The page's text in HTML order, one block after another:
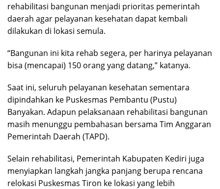
rehabilitasi bangunan menjadi prioritas pemerintah
daerah agar pelayanan kesehatan dapat kembali
dilakukan di lokasi semula.
“Bangunan ini kita rehab segera, per harinya pelayanan
bisa (mencapai) 150 orang yang datang,” katanya.
Saat ini, seluruh pelayanan kesehatan sementara
dipindahkan ke Puskesmas Pembantu (Pustu)
Banyakan. Adapun pelaksanaan rehabilitasi bangunan
masih menunggu pembahasan bersama Tim Anggaran
Pemerintah Daerah (TAPD).
Selain rehabilitasi, Pemerintah Kabupaten Kediri juga
menyiapkan langkah jangka panjang berupa rencana
relokasi Puskesmas Tiron ke lokasi yang lebih